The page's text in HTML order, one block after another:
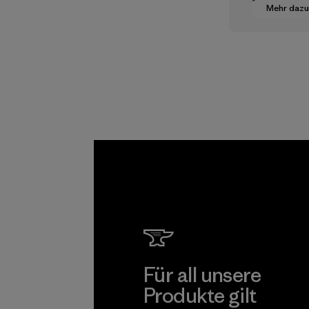
Mehr dazu
dem Pfad
Für all unsere
Produkte gilt